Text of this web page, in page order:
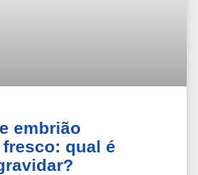
embrião
qual é